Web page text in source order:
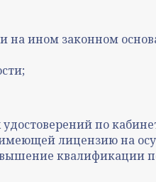
ином законном
по
лицензию на
квалификации